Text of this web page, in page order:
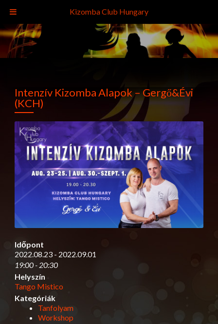
Intenzív Kizomba Alapok – Gergő&Évi
(KCH)
Időpont
2022.08.23 - 2022.09.01
19:00 - 20:30
Helyszín
Tango Mistico
Kategóriák
Tanfolyam
Workshop
Kizomba Club Hungary